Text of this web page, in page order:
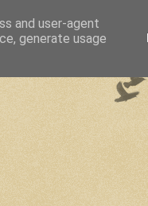
and user-agent
generate usage